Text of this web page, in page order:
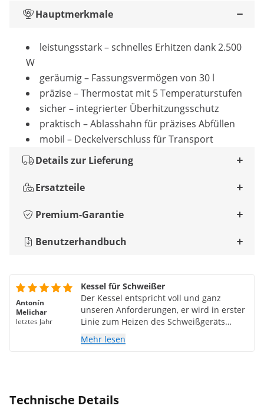
Hauptmerkmale
leistungsstark – schnelles Erhitzen dank 2.500
W
geräumig – Fassungsvermögen von 30 l
präzise – Thermostat mit 5 Temperaturstufen
sicher – integrierter Überhitzungsschutz
praktisch – Ablasshahn für präzises Abfüllen
mobil – Deckelverschluss für Transport
Details zur Lieferung
Ersatzteile
Premium-Garantie
Benutzerhandbuch
Antonín
Melichar
letztes Jahr
Kessel für Schweißer
Der Kessel entspricht voll und ganz
unseren Anforderungen, er wird in erster
Linie zum Heizen des Schweißgeräts
verwendet, das gesamte Volumen wird
sehr schnell erhitzt. Zufriedenheit
Mehr lesen
Technische Details